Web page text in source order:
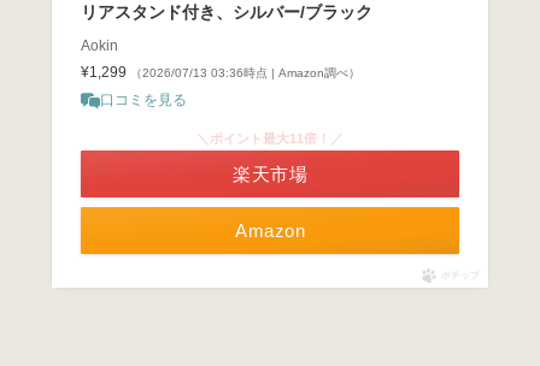
リアスタンド付き、シルバー/ブラック
Aokin
¥1,299
（2026/07/13 03:36時点 | Amazon調べ）
口コミを見る
Amazon
＼ポイント最大11倍！／
楽天市場
ポチップ